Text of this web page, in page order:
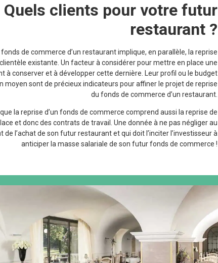
Quels clients pour votre futur
restaurant ?
fonds de commerce d’un restaurant implique, en parallèle, la reprise
existante. Un facteur à considérer pour mettre en place une
à conserver et à développer cette dernière. Leur profil ou le budget
moyen sont de précieux indicateurs pour affiner le projet de reprise
du fonds de commerce d’un restaurant.
la reprise d’un fonds de commerce comprend aussi la reprise de
et donc des contrats de travail. Une donnée à ne pas négliger au
de l’achat de son futur restaurant et qui doit l’inciter l’investisseur à
anticiper la masse salariale de son futur fonds de commerce !